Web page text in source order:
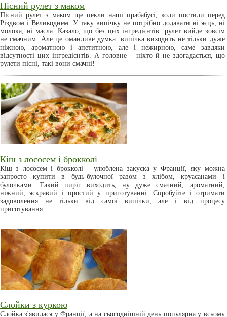
Пісний рулет з маком
Пісний рулет з маком ще пекли наші прабабусі, коли постили перед
Різдвом і Великоднем. У таку випічку не потрібно додавати ні яєць, ні
молока, ні масла. Казало, що без цих інгредієнтів рулет вийде зовсім
не смачним. Але це оманливе думка: випічка виходить не тільки дуже
ніжною, ароматною і апетитною, але і нежирною, саме завдяки
відсутності цих інгредієнтів. А головне – ніхто й не здогадається, що
рулети пісні, такі вони смачні!
Кіш з лососем і брокколі
Кіш з лососем і брокколі – улюблена закуска у Франції, яку можна
запросто купити в будь-булочної разом з хлібом, круасанами і
булочками. Такий пиріг виходить, ну дуже смачний, ароматний,
ніжний, яскравий і простий у приготуванні. Спробуйте і отримати
задоволення не тільки від самої випічки, але і від процесу
приготування.
Слойки з куркою
Слойка з'явилася у Франції, а на сьогоднішній день популярна у всьому